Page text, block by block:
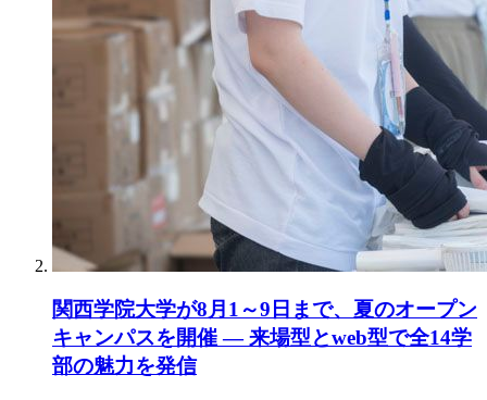
関西学院大学が8月1～9日まで、夏のオープン
キャンパスを開催 ― 来場型とweb型で全14学
部の魅力を発信